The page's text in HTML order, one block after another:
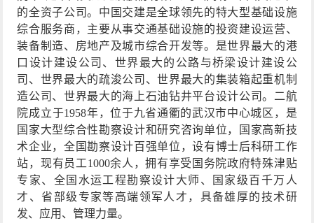
的全资子公司。中国交建是全球领先的特大型基础设施
综合服务商，主要从事交通基础设施的投资建设运营、
装备制造、房地产及城市综合开发等。是世界最大的港
口设计建设公司、世界最大的公路与桥梁设计建设公
司、世界最大的疏浚公司、世界最大的集装箱起重机制
造公司、世界最大的海上石油钻井平台设计公司。二航
院成立于1958年，位于九省通衢的武汉市中心城区，是
国家大型综合性勘察设计和研究咨询单位，国家高新技
术企业，全国勘察设计百强单位，设有博士后科研工作
站，现有员工1000余人，拥有享受国务院政府特殊津贴
专家、全国水运工程勘察设计大师、国家级百千万人
才、省部级专家等高端领军人才，具备雄厚的技术研
发、应用、管理力量。